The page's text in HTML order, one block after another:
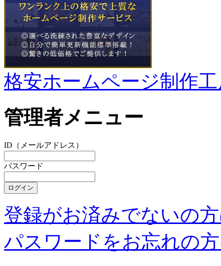
格安ホームページ制作
管理者メニュー
ID（メールアドレス）
パスワード
登録がお済みでないの
パスワードをお忘れの